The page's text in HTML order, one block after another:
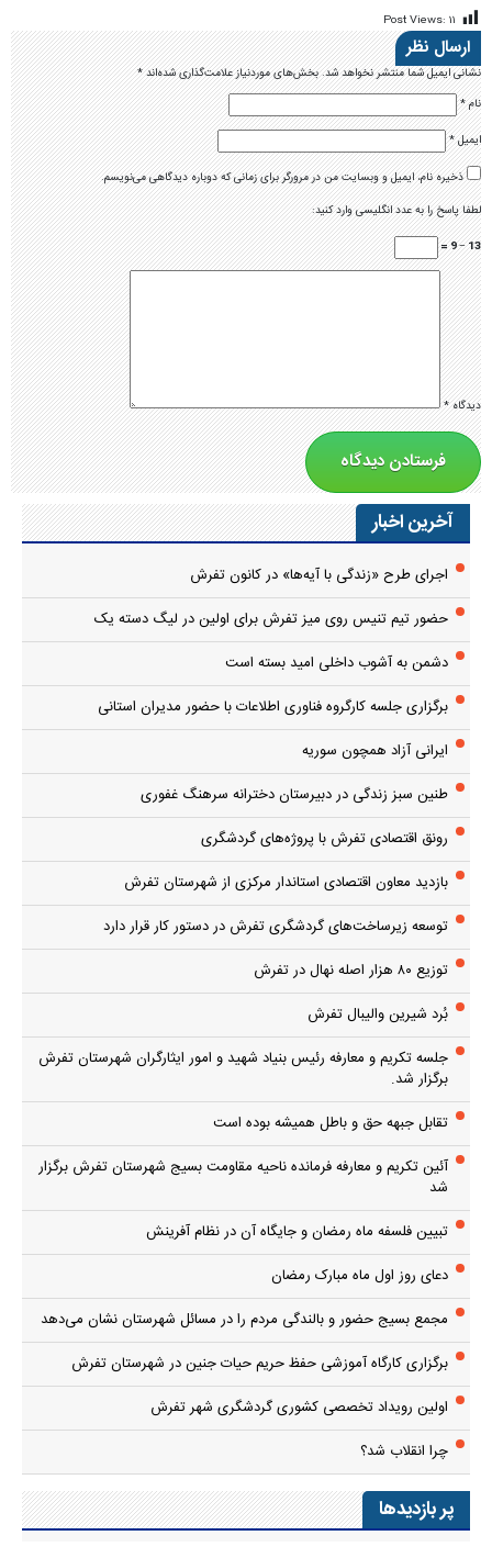
Post Views: ۱۱
ارسال نظر
نشانی ایمیل شما منتشر نخواهد شد.بخش‌های موردنیاز علامت‌گذاری شده‌اند*
نام*
ایمیل*
ذخیره نام، ایمیل و وبسایت من در مرورگر برای زمانی که دوباره دیدگاهی می‌نویسم.
لطفا پاسخ را به عدد انگلیسی وارد کنید:
13 − 9 =
دیدگاه*
آخرین اخبار
اجرای طرح «زندگی با آیه‌ها» در کانون تفرش
حضور تیم تنیس روی میز تفرش برای اولین در لیگ دسته یک
دشمن به آشوب داخلی امید بسته است
برگزاری جلسه کارگروه فناوری اطلاعات با حضور مدیران استانی
ایرانی آزاد همچون سوریه
طنین سبز زندگی در دبیرستان دخترانه سرهنگ غفوری
رونق اقتصادی تفرش با پروژه‌های گردشگری
بازدید معاون اقتصادی استاندار مرکزی از شهرستان تفرش
توسعه زیرساخت‌های گردشگری تفرش در دستور کار قرار دارد
توزیع ۸۰ هزار اصله نهال در تفرش
بُرد شیرین والیبال تفرش
جلسه تکریم و معارفه رئیس بنیاد شهید و امور ایثارگران شهرستان تفرش
برگزار شد.
تقابل جبهه حق و باطل همیشه بوده است
آئین تکریم و معارفه فرمانده ناحیه مقاومت بسیج شهرستان تفرش برگزار
شد
تبیین فلسفه ماه رمضان و جایگاه آن در نظام آفرینش
دعای روز اول ماه مبارک رمضان
مجمع بسیج حضور و بالندگی مردم را در مسائل شهرستان نشان می‌دهد
برگزاری کارگاه آموزشی حفظ حریم حیات جنین در شهرستان تفرش
اولین رویداد تخصصی کشوری گردشگری شهر تفرش
چرا انقلاب شد؟
پر بازدیدها